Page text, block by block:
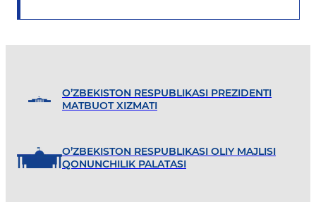
O’ZBEKISTON RESPUBLIKASI PREZIDENTI
MATBUOT XIZMATI
O’ZBEKISTON RESPUBLIKASI OLIY MAJLISI
QONUNCHILIK PALATASI